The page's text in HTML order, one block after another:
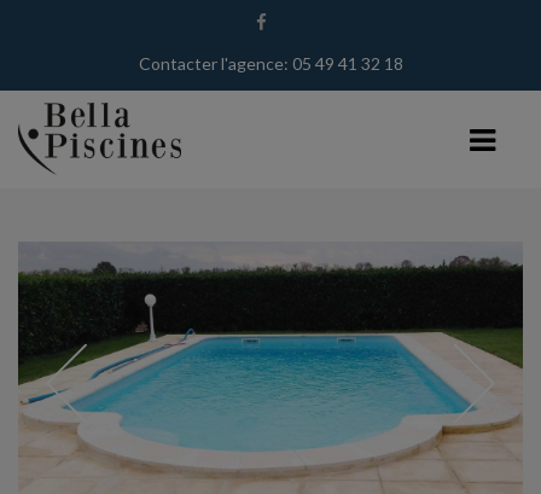
Contacter l'agence: 05 49 41 32 18
BELLA PISCINES
PISCINISTE À TOURS
PISCINISTE DANS LE 86
PISCINISTE DANS LE 37
NOS TECHNIQUES